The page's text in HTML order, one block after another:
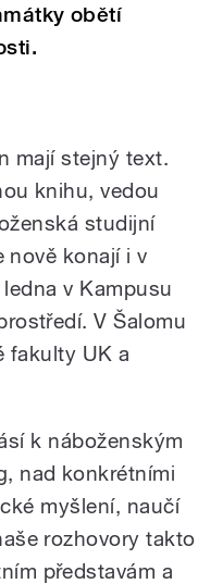
obětí
mají stejný text.
knihu, vedou
studijní
nově konají i v
v Kampusu
V Šalomu
fakulty UK a
k náboženským
nad konkrétními
myšlení, naučí
rozhovory takto
představám a